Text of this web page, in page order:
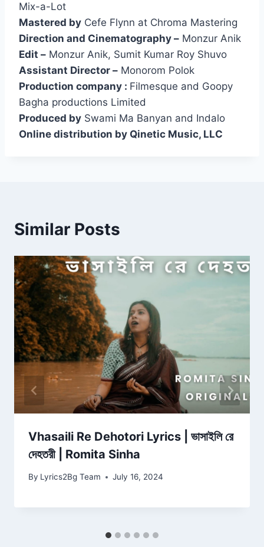
Mix-a-Lot
Mastered by Cefe Flynn at Chroma Mastering
Direction and Cinematography – Monzur Anik
Edit – Monzur Anik, Sumit Kumar Roy Shuvo
Assistant Director – Monorom Polok
Production company : Filmesque and Goopy
Bagha productions Limited
Produced by Swami Ma Banyan and Indalo
Online distribution by Qinetic Music, LLC
Similar Posts
Vhasaili Re Dehotori Lyrics | ভাসাইলি রে
দেহতরী | Romita Sinha
By Lyrics2Bg Team July 16, 2024